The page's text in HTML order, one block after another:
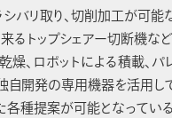
バリ取り、切削加工が可能
るトップシェアー切断機な
燥、ロボットによる積載、
自開発の専用機器を活用し
各種提案が可能となってい